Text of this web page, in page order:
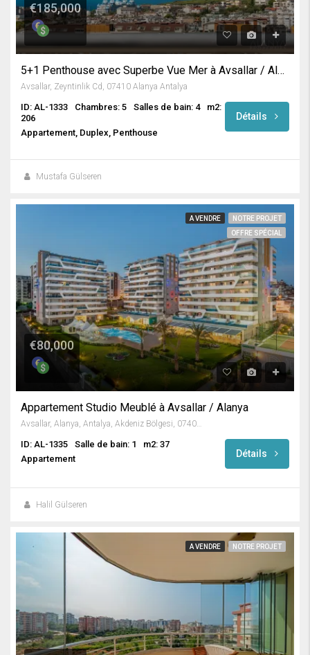
€185,000
5+1 Penthouse avec Superbe Vue Mer à Avsallar / Alanya
Avsallar, Zeyntinlik Cd, 07410 Alanya Antalya
ID: AL-1333 Chambres: 5 Salles de bain: 4
m2:
206
Appartement, Duplex, Penthouse
Détails
Mustafa Gülseren
A VENDRE
NOTRE PROJET
OFFRE SPÉCIAL
€80,000
Appartement Studio Meublé à Avsallar / Alanya
ID: AL-1335 Salle de bain: 1
m2: 37
Appartement
Détails
Halil Gülseren
A VENDRE NOTRE PROJET